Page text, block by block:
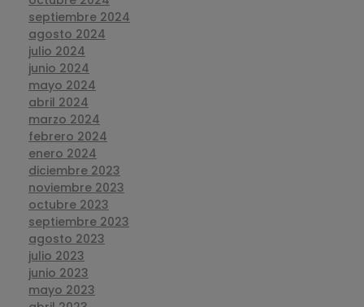
septiembre 2024
agosto 2024
julio 2024
junio 2024
mayo 2024
abril 2024
marzo 2024
febrero 2024
enero 2024
diciembre 2023
noviembre 2023
octubre 2023
septiembre 2023
agosto 2023
julio 2023
junio 2023
mayo 2023